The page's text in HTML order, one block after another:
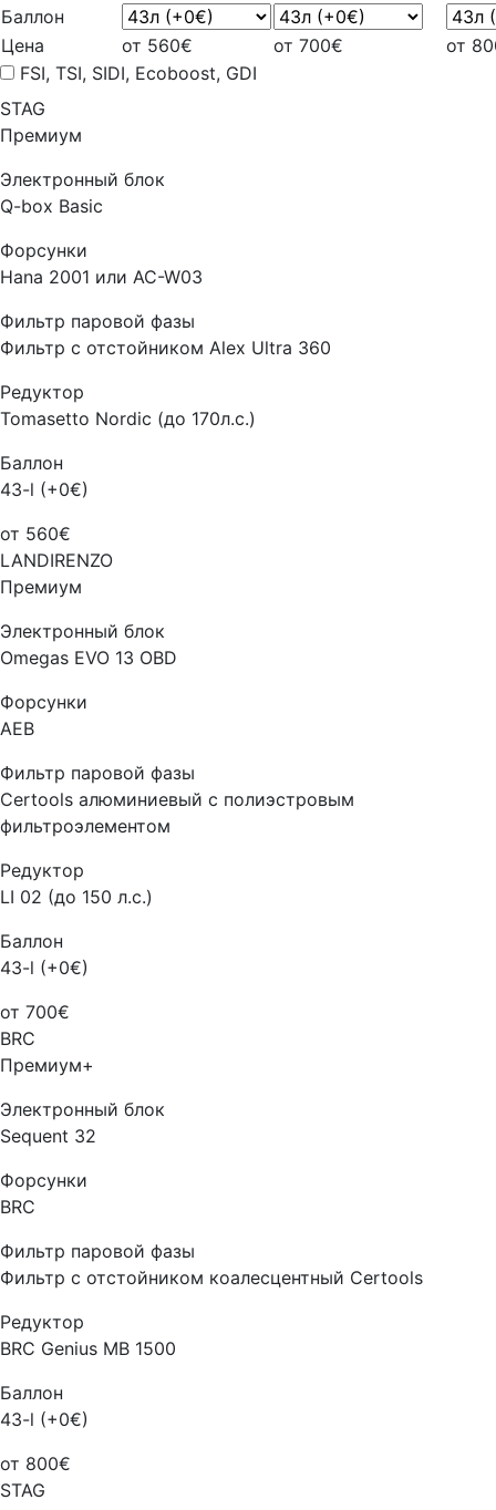
Баллон
Цена
от 560€ от 700€
от
FSI, TSI, SIDI, Ecoboost, GDI
STAG
Премиум
Электронный блок
Q-box Basic
Форсунки
Hana 2001 или AC-W03
Фильтр паровой фазы
Фильтр с отстойником Alex Ultra 360
Редуктор
Tomasetto Nordic (до 170л.с.)
Баллон
43-l (+0€)
от 560€
LANDIRENZO
Премиум
Электронный блок
Omegas EVO 13 OBD
Форсунки
AEB
Фильтр паровой фазы
Certools алюминиевый с полиэстровым
фильтроэлементом
Редуктор
LI 02 (до 150 л.с.)
Баллон
43-l (+0€)
от 700€
BRC
Премиум+
Электронный блок
Sequent 32
Форсунки
BRC
Фильтр паровой фазы
Фильтр с отстойником коалесцентный Certools
Редуктор
BRC Genius MB 1500
Баллон
43-l (+0€)
от 800€
STAG